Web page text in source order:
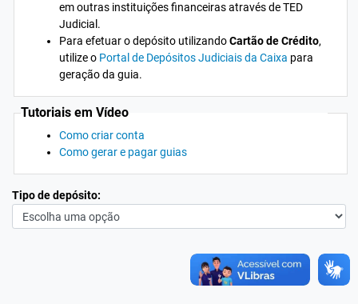
em outras instituições financeiras através de TED
Judicial.
Para efetuar o depósito utilizandoCartão de Crédito,
utilize o Portal de Depósitos Judiciais da Caixa para
geração da guia.
Tutoriais em Vídeo
Como criar conta
Como gerar e pagar guias
Tipo de depósito: